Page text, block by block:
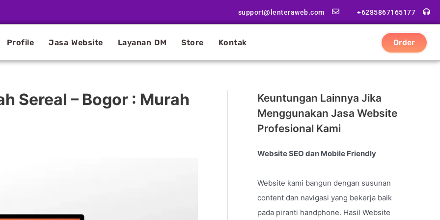
support@lenteraweb.com +6285867165177
Profile Jasa Website Layanan DM Store Kontak Order
Sereal – Bogor : Murah
Keuntungan Lainnya Jika
Menggunakan Jasa Website
Profesional Kami
Website SEO dan Mobile Friendly
Website kami bangun dengan susunan
content dan navigasi yang bekerja baik
pada piranti handphone. Hasil Website